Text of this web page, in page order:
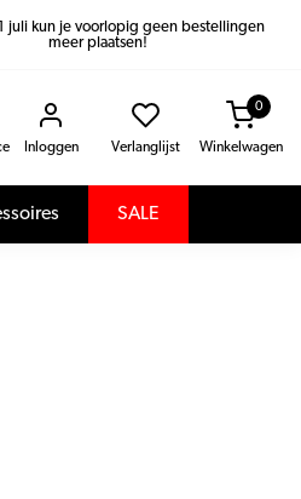
juli kun je voorlopig geen bestellingen
meer plaatsen!
Inloggen Verlanglijst Winkelwagen
0
SALE